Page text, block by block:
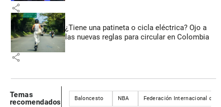
share
¿Tiene una patineta o cicla eléctrica? Ojo a
las nuevas reglas para circular en Colombia
share
Temas
recomendados
Baloncesto NBA Federación Internacional de